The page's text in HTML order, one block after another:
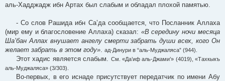
аль-Хадджадж ибн Артах был слабым и обладал плохой памятью.
- Со слов Рашида ибн Са’да сообщается, что Посланник Аллаха
(мир ему и благословение Аллаха) сказал: «В середину ночи месяца
Ша’бан Аллах внушает ангелу смерти забрать души всех, кого Он
желает забрать в этом году»
ад-Динури в “аль-Муджаляса” (944).
Этот хадис является слабым.
См. «Да’иф аль-Джами’» (4019), «Тахкыкъ
аль-Муджаляса» (3/303).
Во-первых, в его иснаде присутствует передатчик по имени Абу